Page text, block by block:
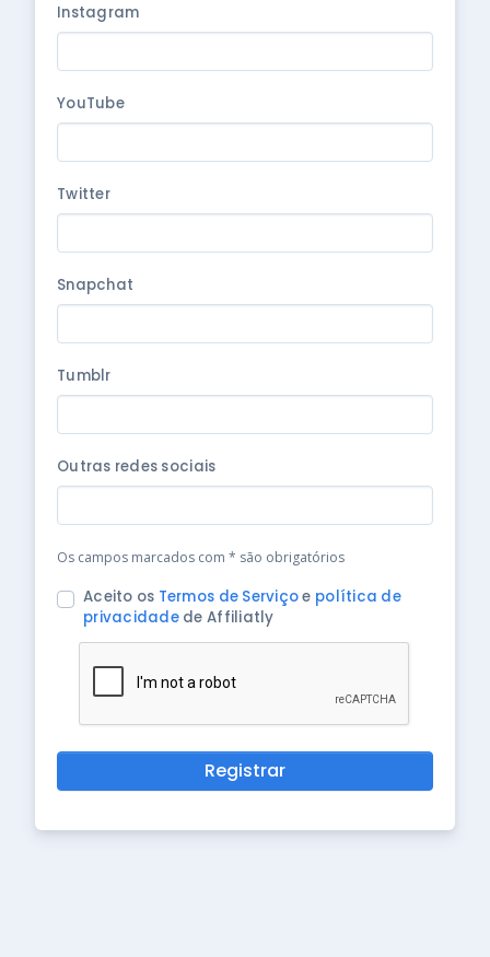
Instagram
YouTube
Twitter
Snapchat
Tumblr
Outras redes sociais
Os campos marcados com * são obrigatórios
Aceito os Termos de Serviçoe política de
privacidadede Affiliatly
Registrar